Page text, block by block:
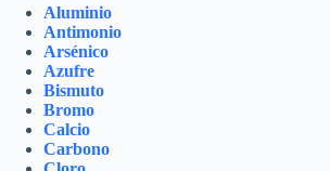
Aluminio
Antimonio
Arsénico
Azufre
Bismuto
Bromo
Calcio
Carbono